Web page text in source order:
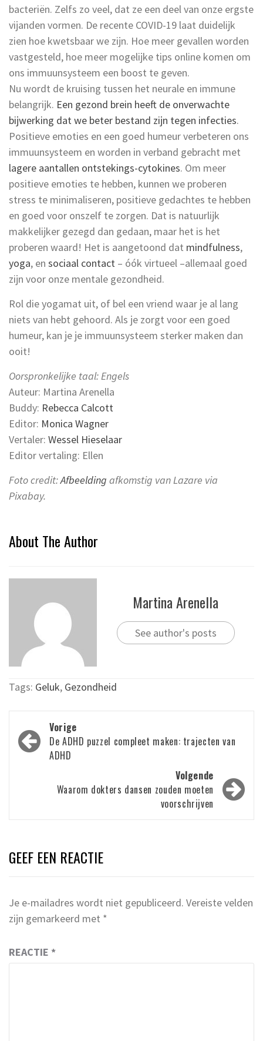
bacteriën. Zelfs zo veel, dat ze een deel van onze ergste
vijanden vormen. De recente COVID-19 laat duidelijk
zien hoe kwetsbaar we zijn. Hoe meer gevallen worden
vastgesteld, hoe meer mogelijke tips online komen om
ons immuunsysteem een boost te geven.
Nu wordt de kruising tussen het neurale en immune
belangrijk. Een gezond brein heeft de onverwachte
bijwerking dat we beter bestand zijn tegen infecties.
Positieve emoties en een goed humeur verbeteren ons
immuunsysteem en worden in verband gebracht met
lagere aantallen ontstekings-cytokines. Om meer
positieve emoties te hebben, kunnen we proberen
stress te minimaliseren, positieve gedachtes te hebben
en goed voor onszelf te zorgen. Dat is natuurlijk
makkelijker gezegd dan gedaan, maar het is het
proberen waard! Het is aangetoond dat mindfulness,
yoga, en sociaal contact – óók virtueel –allemaal goed
zijn voor onze mentale gezondheid.
Rol die yogamat uit, of bel een vriend waar je al lang
niets van hebt gehoord. Als je zorgt voor een goed
humeur, kan je je immuunsysteem sterker maken dan
ooit!
Oorspronkelijke taal: Engels
Auteur: Martina Arenella
Buddy: Rebecca Calcott
Editor: Monica Wagner
Vertaler: Wessel Hieselaar
Editor vertaling: Ellen
Foto credit:Afbeelding afkomstig van Lazare via
Pixabay.
About The Author
Martina Arenella
See author's posts
Tags: Geluk, Gezondheid
Bericht
navigatie
Vorige
De ADHD puzzel compleet maken: trajecten van
ADHD
Volgende
Waarom dokters dansen zouden moeten
voorschrijven
GEEF EEN REACTIE
Je e-mailadres wordt niet gepubliceerd. Vereiste velden
zijn gemarkeerd met *
REACTIE *